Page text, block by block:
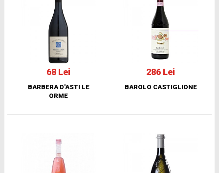
68 Lei
BARBERA D'ASTI LE
ORME
286 Lei
BAROLO CASTIGLIONE